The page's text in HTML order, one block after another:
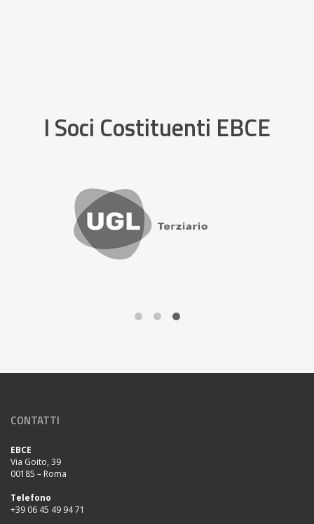
I Soci Costituenti EBCE
CONTATTI
EBCE
Via Goito, 39
00185 – Roma
Telefono
+39 06 45 49 94 71